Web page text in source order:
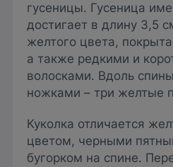
гусеницы. Гусеница
достигает в длину 3,5
желтого цвета,
а также редкими и
волосками. Вдоль
ножками – три желтые
Куколка отличается
цветом, черными
бугорком на спине.